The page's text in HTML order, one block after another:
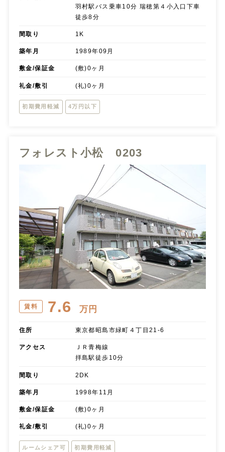
羽村駅バス乗車10分 瑞穂第４小入口下車
徒歩8分
間取り 1K
築年月 1989年09月
敷金/保証金 (敷)0ヶ月
礼金/敷引 (礼)0ヶ月
初期費用軽減 4万円以下
フォレスト小松 0203
賃料 7.6 万円
住所 東京都昭島市緑町４丁目21-6
アクセス
ＪＲ青梅線
拝島駅徒歩10分
間取り 2DK
築年月 1998年11月
敷金/保証金 (敷)0ヶ月
礼金/敷引 (礼)0ヶ月
ルームシェア可 初期費用軽減